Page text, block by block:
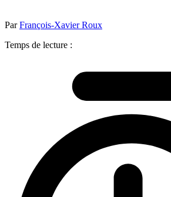
ParFrançois-Xavier Roux
Temps de lecture :